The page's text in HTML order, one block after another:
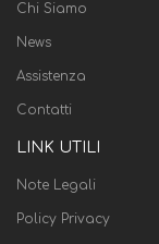
Chi Siamo
News
Assistenza
Contatti
LINK UTILI
Note Legali
Policy Privacy